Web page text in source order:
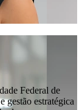
Federal de
gestão estratégica